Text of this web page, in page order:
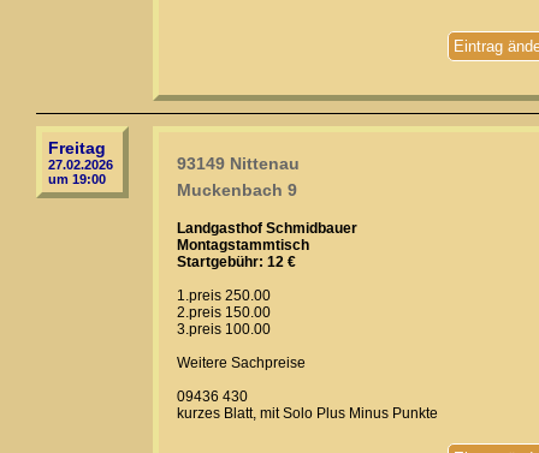
Eintrag
Freitag
27.02.2026
um 19:00
93149 Nittenau
Muckenbach 9
Landgasthof Schmidbauer
Montagstammtisch
Startgebühr: 12 €
1.preis 250.00
2.preis 150.00
3.preis 100.00
Weitere Sachpreise
09436 430
kurzes Blatt, mit Solo Plus Minus Punkte